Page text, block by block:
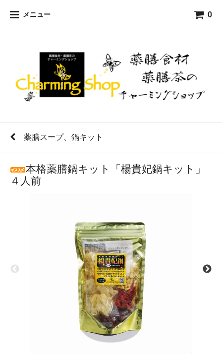
メニュー 0
薬膳スープ、鍋キット
本格薬膳鍋キット「楊貴妃鍋キット」
４人前